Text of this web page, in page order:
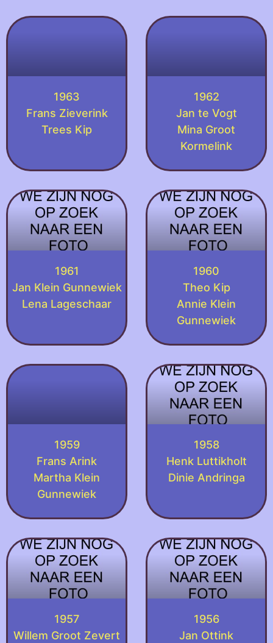
1963
Frans Zieverink
Trees Kip
1962
Jan te Vogt
Mina Groot
Kormelink
1961
Jan Klein Gunnewiek
Lena Lageschaar
1960
Theo Kip
Annie Klein
Gunnewiek
1959
Frans Arink
Martha Klein
Gunnewiek
1958
Henk Luttikholt
Dinie Andringa
1957
Willem Groot Zevert
1956
Jan Ottink